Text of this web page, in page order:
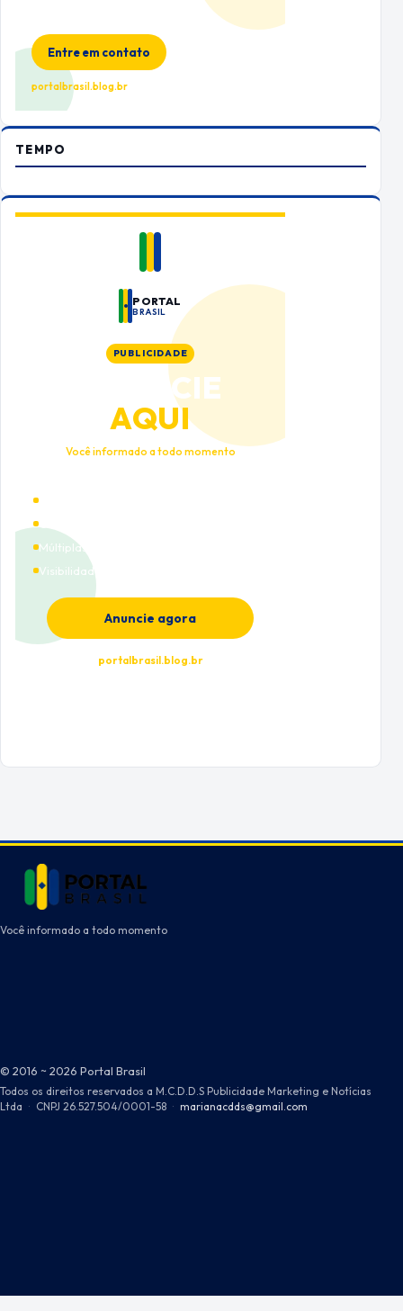
Entre em contato
portalbrasil.blog.br
TEMPO
PORTAL
BRASIL
PUBLICIDADE
ANUNCIE
AQUI
Você informado a todo momento
Múltiplas categorias
Visibilidade premium
Anuncie agora
portalbrasil.blog.br
Você informado a todo momento
© 2016 ~ 2026 Portal Brasil
Todos os direitos reservados a M.C.D.D.S Publicidade Marketing e Notícias
Ltda · CNPJ 26.527.504/0001-58 · marianacdds@gmail.com